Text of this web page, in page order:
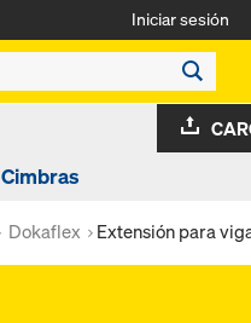
Iniciar sesión
Cimbras
Dokaflex Extensión para